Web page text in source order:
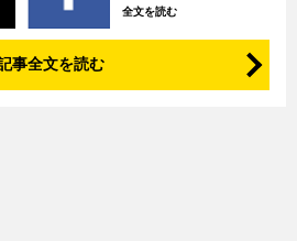
全文を読む
事全文を読む